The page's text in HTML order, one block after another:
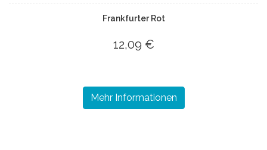
Frankfurter Rot
12,09 €
Mehr Informationen